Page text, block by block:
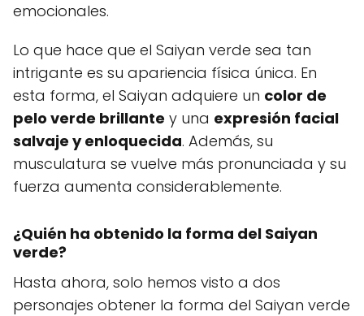
emocionales.
Lo que hace que el Saiyan verde sea tan
intrigante es su apariencia física única. En
esta forma, el Saiyan adquiere un color de
pelo verde brillante y una expresión facial
salvaje y enloquecida. Además, su
musculatura se vuelve más pronunciada y su
fuerza aumenta considerablemente.
¿Quién ha obtenido la forma del Saiyan
verde?
Hasta ahora, solo hemos visto a dos
personajes obtener la forma del Saiyan verde